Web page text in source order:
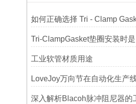
工业软管材质用途